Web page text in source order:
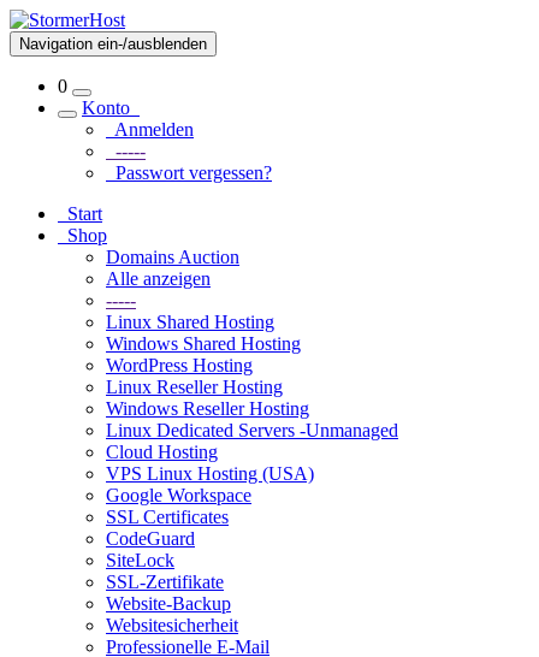
Navigation ein-/ausblenden
0
Konto
Anmelden
-----
Passwort vergessen?
Start
Shop
Domains Auction
Alle anzeigen
-----
Linux Shared Hosting
Windows Shared Hosting
WordPress Hosting
Linux Reseller Hosting
Windows Reseller Hosting
Linux Dedicated Servers -Unmanaged
Cloud Hosting
VPS Linux Hosting (USA)
Google Workspace
SSL Certificates
CodeGuard
SiteLock
SSL-Zertifikate
Website-Backup
Websitesicherheit
Professionelle E-Mail